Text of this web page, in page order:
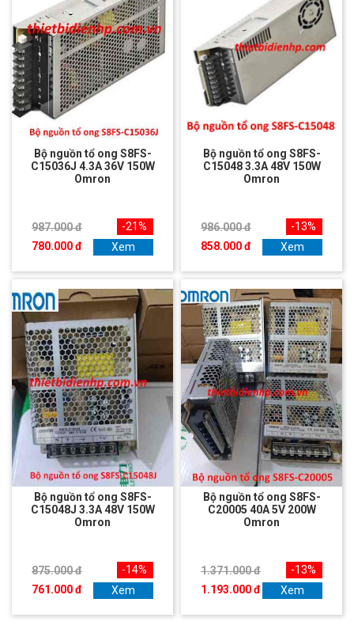
Bộ nguồn tổ ong S8FS-
C15036J 4.3A 36V 150W
Omron
987.000 đ
780.000 đ
-21%
Xem
Bộ nguồn tổ ong S8FS-
C15048 3.3A 48V 150W
Omron
986.000 đ
858.000 đ
-13%
Xem
Bộ nguồn tổ ong S8FS-
C15048J 3.3A 48V 150W
Omron
875.000 đ
761.000 đ
-14%
Xem
Bộ nguồn tổ ong S8FS-
C20005 40A 5V 200W
Omron
1.371.000 đ
1.193.000 đ
-13%
Xem